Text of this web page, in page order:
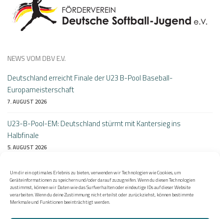
Um dir ein optimales Erlebnis zu bieten, verwenden wir Technologien wie Cookies, um
Geräteinformationen zu speichern und/oder darauf zuzugreifen. Wenn du diesen Technologien
zustimmst, können wir Daten wie das Surfverhalten oder eindeutige IDs auf dieser Website
verarbeiten. Wenn du deine Zustimmung nicht erteilst oder zurückziehst, können bestimmte
Merkmale und Funktionen beeinträchtigt werden.
NEWS VOM DBV E.V.
Deutschland erreicht Finale der U23 B-Pool Baseball-
Europameisterschaft
7. AUGUST 2026
U23-B-Pool-EM: Deutschland stürmt mit Kantersieg ins
Halbfinale
5. AUGUST 2026
Perfekter Auftakt bei der B-Pool Heim-EM: Deutschlands U23
besiegt Litauen 10:0
4. AUGUST 2026